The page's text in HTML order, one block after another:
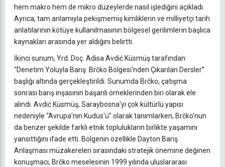
hem makro hem de mikro düzeylerde nasıl işlediğini açıkladı.
Ayrıca, tam anlamıyla pekişmemiş kimliklerin ve milliyetçi tarih
anlatılarının kötüye kullanılmasının bölgesel gerilimlerin başlıca
kaynakları arasında yer aldığını belirtti.
İkinci sunum, Yrd. Doç. Adisa Avdić Küsmüş tarafından
“Denetim Yoluyla Barış: Brčko Bölgesi'nden Çıkarılan Dersler”
başlığı altında gerçekleştirildi. Sunumda Brčko, çatışma
sonrası barış inşasının başarılı örneklerinden biri olarak ele
alındı. Avdić Küsmüş, Saraybosna'yı çok kültürlü yapısı
nedeniyle “Avrupa'nın Kudüs'ü” olarak tanımlarken, Brčko'nun
da benzer şekilde farklı etnik toplulukların birlikte yaşamını
yansıttığını ifade etti. Bölgenin özellikle Dayton Barış
Anlaşması müzakereleri sırasındaki stratejik önemine değinen
konuşmacı, Brčko meselesinin 1999 yılında uluslararası